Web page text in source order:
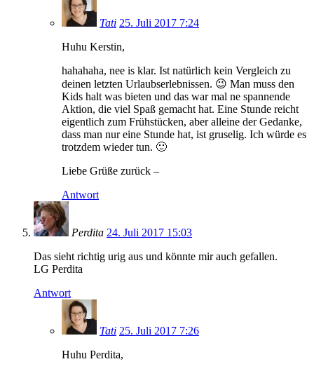
Tati 25. Juli 2017 7:24
Huhu Kerstin,
hahahaha, nee is klar. Ist natürlich kein Vergleich zu
deinen letzten Urlaubserlebnissen. 😉 Man muss den
Kids halt was bieten und das war mal ne spannende
Aktion, die viel Spaß gemacht hat. Eine Stunde reicht
eigentlich zum Frühstücken, aber alleine der Gedanke,
dass man nur eine Stunde hat, ist gruselig. Ich würde es
trotzdem wieder tun. 🙂
Liebe Grüße zurück –
Antwort
Perdita 24. Juli 2017 15:03
Das sieht richtig urig aus und könnte mir auch gefallen.
LG Perdita
Antwort
Tati 25. Juli 2017 7:26
Huhu Perdita,